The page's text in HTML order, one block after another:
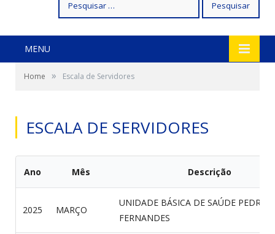
por:
MENU
Home » Escala de Servidores
ESCALA DE SERVIDORES
Ano Mês Descrição
2025 MARÇO
UNIDADE BÁSICA DE SAÚDE PEDRO
FERNANDES